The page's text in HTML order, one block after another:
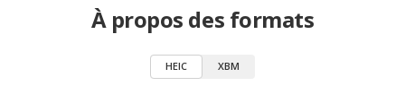
À propos des formats
HEIC XBM